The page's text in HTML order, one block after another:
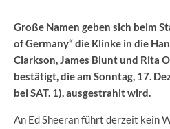
Große Namen geben sich beim
of Germany“ die Klinke in die
Clarkson, James Blunt und Rita
bestätigt, die am Sonntag, 17.
bei SAT. 1), ausgestrahlt wird.
An Ed Sheeran führt derzeit kein